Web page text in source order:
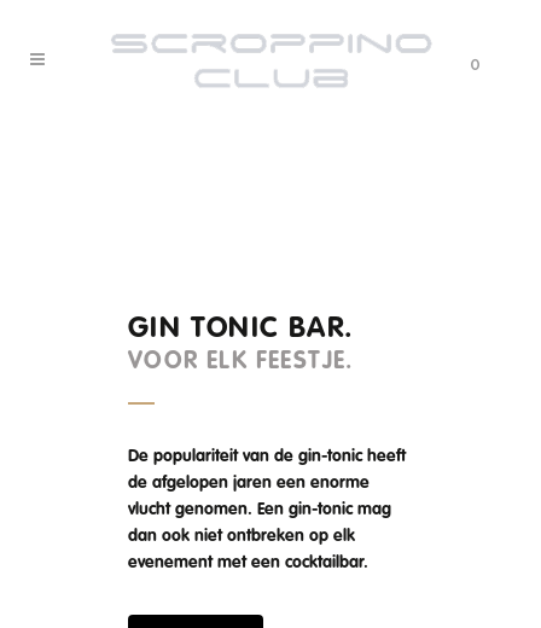
0
GIN TONIC BAR.
VOOR ELK FEESTJE.
De populariteit van de gin-tonic heeft
de afgelopen jaren een enorme
vlucht genomen. Een gin-tonic mag
dan ook niet ontbreken op elk
evenement met een cocktailbar.